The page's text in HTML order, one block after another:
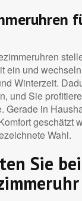
ein und
Winterzeit.
und Sie
Gerade in
geschätzt
Wahl.
Sie